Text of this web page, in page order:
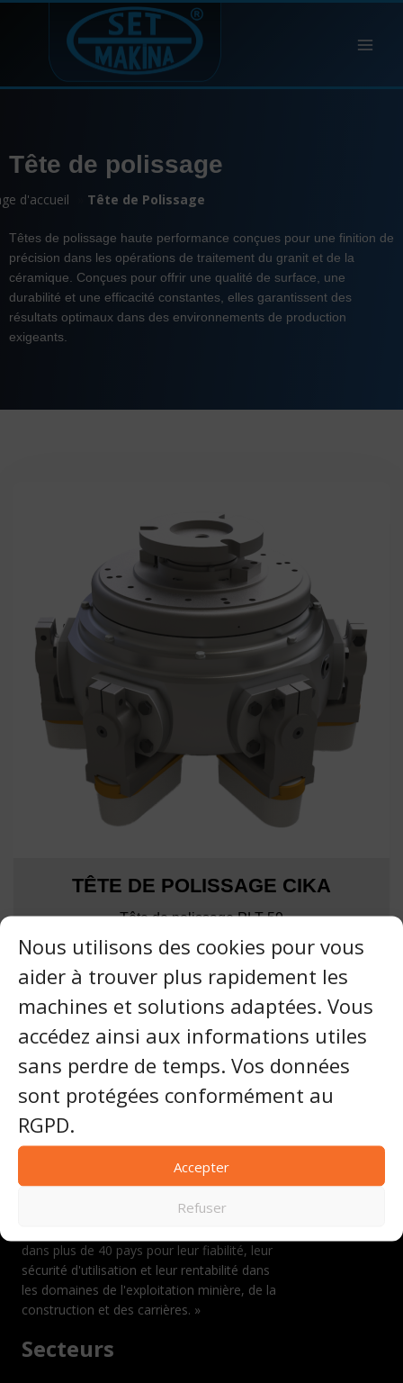
Nous utilisons des cookies pour vous
aider à trouver plus rapidement les
machines et solutions adaptées. Vous
accédez ainsi aux informations utiles
sans perdre de temps. Vos données
sont protégées conformément au
RGPD.
Accepter
Refuser
Tête de polissage
d'accueil Tête de Polissage
Têtes de polissage haute performance conçues pour une finition de
précision dans les opérations de traitement du granit et de la
céramique. Conçues pour offrir une qualité de surface, une
durabilité et une efficacité constantes, elles garantissent des
résultats optimaux dans des environnements de production
exigeants.
TÊTE DE POLISSAGE CIKA
Tête de polissage PLT-59
SET MAKINA
« Depuis 1991, SETMAKINA conçoit des
machines de forage, de découpe et de
dans plus de 40 pays pour leur fiabilité, leur
sécurité d'utilisation et leur rentabilité dans
les domaines de l'exploitation minière, de la
construction et des carrières. »
Secteurs